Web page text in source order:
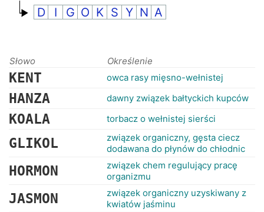
RANKINGI
D I G O K S Y N A
Słowo Określenie
KENT owca rasy mięsno-wełnistej
HANZA dawny związek bałtyckich kupców
KOALA torbacz o wełnistej sierści
GLIKOL
związek organiczny, gęsta ciecz
dodawana do płynów do chłodnic
HORMON
związek chem regulujący pracę
organizmu
JASMON
związek organiczny uzyskiwany z
kwiatów jaśminu